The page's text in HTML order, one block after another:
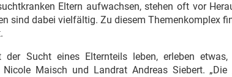
Eltern aufwachsen, stehen oft vor
sind dabei vielfältig. Zu diesem Themenkomplex
der Sucht eines Elternteils leben, erleben
Nicole Maisch und Landrat Andreas Siebert.